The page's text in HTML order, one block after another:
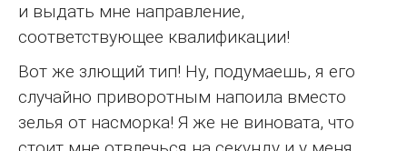
и выдать мне направление,
соответствующее квалификации!
Вот же злющий тип! Ну, подумаешь, я его
случайно приворотным напоила вместо
зелья от насморка! Я же не виновата, что